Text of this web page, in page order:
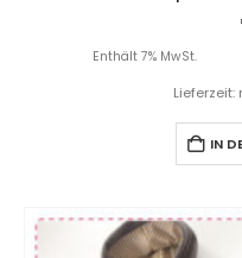
Enthält 7% MwSt.
IN